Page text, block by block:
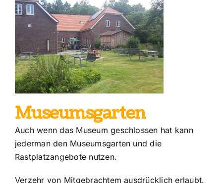
Museumsgarten
Auch wenn das Museum geschlossen hat kann
jederman den Museumsgarten und die
Rastplatzangebote nutzen.
Verzehr von Mitgebrachtem ausdrücklich erlaubt.